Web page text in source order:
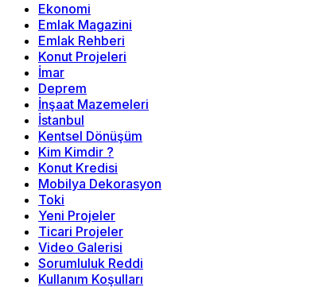
Ekonomi
Emlak Magazini
Emlak Rehberi
Konut Projeleri
İmar
Deprem
İnşaat Mazemeleri
İstanbul
Kentsel Dönüşüm
Kim Kimdir ?
Konut Kredisi
Mobilya Dekorasyon
Toki
Yeni Projeler
Ticari Projeler
Video Galerisi
Sorumluluk Reddi
Kullanım Koşulları